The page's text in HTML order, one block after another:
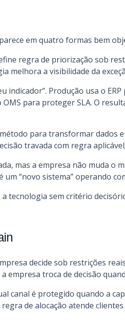
em quatro formas bem
regra de priorização sob
a visibilidade da
indicador”. Produção usa o
para proteger SLA. O
para transformar dados
travada com regra aplicável;
mas a empresa não muda o
“novo sistema” operando
tecnologia sem critério
decide sob restrições
empresa troca de decisão
canal é protegido quando a
de alocação atende